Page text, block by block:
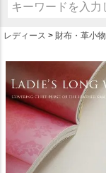
レディース 財布・革小物